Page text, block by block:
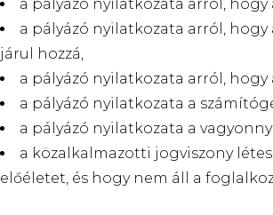
a pályázó nyilatkozata arról,
a pályázó nyilatkozata arról,
járul hozzá,
a pályázó nyilatkozata arról,
a pályázó nyilatkozata a
a pályázó nyilatkozata a
a közalkalmazotti jogviszony
előéletet, és hogy nem áll a